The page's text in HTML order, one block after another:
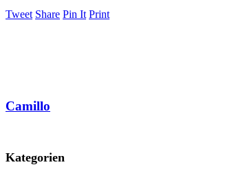
Tweet Share Pin It Print
Camillo
Kategorien